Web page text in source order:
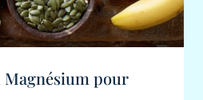
pour